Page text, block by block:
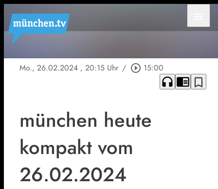
Mo., 26.02.2024 , 20:15 Uhr / play_circle_outline 15:00
headphones chrome_reader_mode bookmark_border
münchen heute
kompakt vom
26.02.2024